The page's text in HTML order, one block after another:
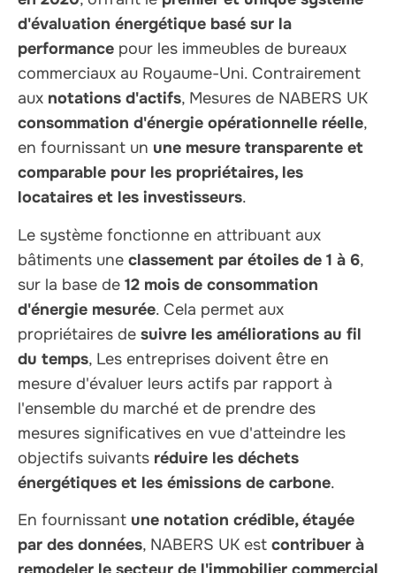
d'évaluation énergétique basé sur la
performance pour les immeubles de bureaux
commerciaux au Royaume-Uni. Contrairement
aux notations d'actifs, Mesures de NABERS UK
consommation d'énergie opérationnelle réelle,
en fournissant un une mesure transparente et
comparable pour les propriétaires, les
locataires et les investisseurs.
Le système fonctionne en attribuant aux
bâtiments une classement par étoiles de 1 à 6,
sur la base de 12 mois de consommation
d'énergie mesurée. Cela permet aux
propriétaires de suivre les améliorations au fil
du temps, Les entreprises doivent être en
mesure d'évaluer leurs actifs par rapport à
l'ensemble du marché et de prendre des
mesures significatives en vue d'atteindre les
objectifs suivants réduire les déchets
énergétiques et les émissions de carbone.
En fournissant une notation crédible, étayée
par des données, NABERS UK est contribuer à